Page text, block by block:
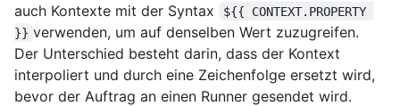
auch Kontexte mit der Syntax
${{ CONTEXT.PROPERTY
}} verwenden, um auf denselben Wert zuzugreifen.
Der Unterschied besteht darin, dass der Kontext
interpoliert und durch eine Zeichenfolge ersetzt wird,
bevor der Auftrag an einen Runner gesendet wird.